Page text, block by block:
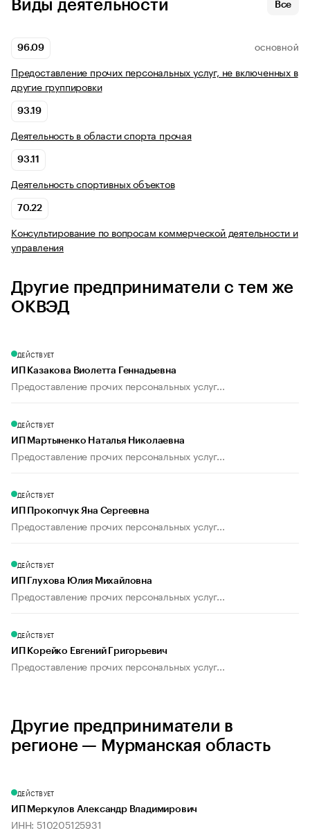
Виды деятельности Все
96.09 ОСНОВНОЙ
Предоставление прочих персональных услуг, не включенных в
другие группировки
93.19
Деятельность в области спорта прочая
93.11
Деятельность спортивных объектов
70.22
Консультирование по вопросам коммерческой деятельности и
управления
Другие предприниматели с тем же
ОКВЭД
ДЕЙСТВУЕТ
ИП Казакова Виолетта Геннадьевна
Предоставление прочих персональных услуг...
ДЕЙСТВУЕТ
ИП Мартыненко Наталья Николаевна
Предоставление прочих персональных услуг...
ДЕЙСТВУЕТ
ИП Прокопчук Яна Сергеевна
Предоставление прочих персональных услуг...
ДЕЙСТВУЕТ
ИП Глухова Юлия Михайловна
Предоставление прочих персональных услуг...
ДЕЙСТВУЕТ
ИП Корейко Евгений Григорьевич
Предоставление прочих персональных услуг...
Другие предприниматели в
регионе — Мурманская область
ДЕЙСТВУЕТ
ИП Меркулов Александр Владимирович
ИНН: 510205125931